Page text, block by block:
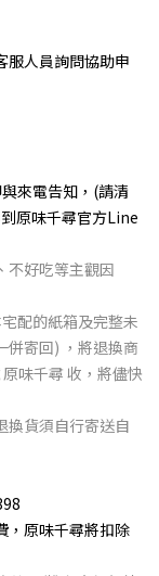
人員詢問協助申
來電告知，(請清
原味千尋官方Line
不好吃等主觀因
配的紙箱及完整未
併寄回) ，將退換商
味千尋 收，將儘快
換貨須自行寄送自
，原味千尋將扣除